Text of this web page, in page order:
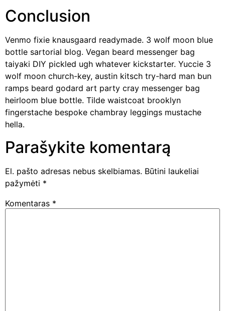
Conclusion
Venmo fixie knausgaard readymade. 3 wolf moon blue
bottle sartorial blog. Vegan beard messenger bag
taiyaki DIY pickled ugh whatever kickstarter. Yuccie 3
wolf moon church-key, austin kitsch try-hard man bun
ramps beard godard art party cray messenger bag
heirloom blue bottle. Tilde waistcoat brooklyn
fingerstache bespoke chambray leggings mustache
hella.
Parašykite komentarą
El. pašto adresas nebus skelbiamas. Būtini laukeliai
pažymėti *
Komentaras *